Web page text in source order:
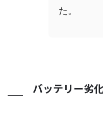
た。
バッテリー劣